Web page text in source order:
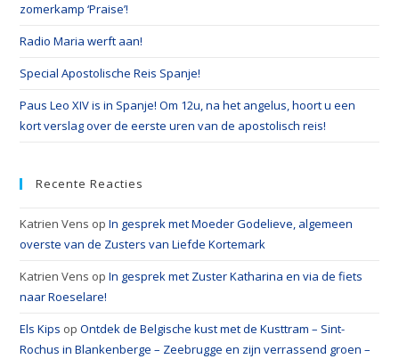
zomerkamp ‘Praise’!
Radio Maria werft aan!
Special Apostolische Reis Spanje!
Paus Leo XIV is in Spanje! Om 12u, na het angelus, hoort u een
kort verslag over de eerste uren van de apostolisch reis!
Recente Reacties
Katrien Vens opIn gesprek met Moeder Godelieve, algemeen
overste van de Zusters van Liefde Kortemark
Katrien Vens opIn gesprek met Zuster Katharina en via de fiets
naar Roeselare!
Els Kips opOntdek de Belgische kust met de Kusttram – Sint-
Rochus in Blankenberge – Zeebrugge en zijn verrassend groen –